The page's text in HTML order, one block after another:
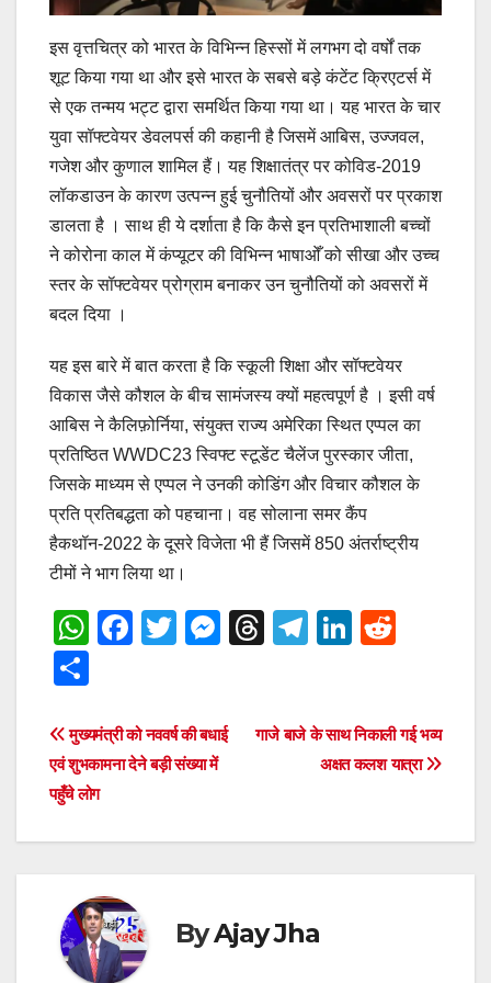
इस वृत्तचित्र को भारत के विभिन्न हिस्सों में लगभग दो वर्षों तक
शूट किया गया था और इसे भारत के सबसे बड़े कंटेंट क्रिएटर्स में
से एक तन्मय भट्ट द्वारा समर्थित किया गया था। यह भारत के चार
युवा सॉफ्टवेयर डेवलपर्स की कहानी है जिसमें आबिस, उज्जवल,
गजेश और कुणाल शामिल हैं। यह शिक्षातंत्र पर कोविड-2019
लॉकडाउन के कारण उत्पन्न हुई चुनौतियों और अवसरों पर प्रकाश
डालता है । साथ ही ये दर्शाता है कि कैसे इन प्रतिभाशाली बच्चों
ने कोरोना काल में कंप्यूटर की विभिन्न भाषाओँ को सीखा और उच्च
स्तर के सॉफ्टवेयर प्रोग्राम बनाकर उन चुनौतियों को अवसरों में
बदल दिया ।
यह इस बारे में बात करता है कि स्कूली शिक्षा और सॉफ्टवेयर
विकास जैसे कौशल के बीच सामंजस्य क्यों महत्वपूर्ण है । इसी वर्ष
आबिस ने कैलिफ़ोर्निया, संयुक्त राज्य अमेरिका स्थित एप्पल का
प्रतिष्ठित WWDC23 स्विफ्ट स्टूडेंट चैलेंज पुरस्कार जीता,
जिसके माध्यम से एप्पल ने उनकी कोडिंग और विचार कौशल के
प्रति प्रतिबद्धता को पहचाना। वह सोलाना समर कैंप
हैकथॉन-2022 के दूसरे विजेता भी हैं जिसमें 850 अंतर्राष्ट्रीय
टीमों ने भाग लिया था।
W
s
A
p
p
F
e
b
o
T
er
M
e
er
T
a
T
gr
a
Li
e
dI
di
t
ar
e
Post
navigation
गाजे बाजे के साथ निकाली गई भव्य
अक्षत कलश यात्रा
मुख्यमंत्री को नववर्ष की बधाई
एवं शुभकामना देने बड़ी संख्या में
पहुँचे लोग
ByAjay Jha